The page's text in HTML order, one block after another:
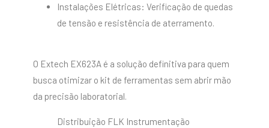
Instalações Elétricas: Verificação de quedas
de tensão e resistência de aterramento.
O Extech EX623A é a solução definitiva para quem
busca otimizar o kit de ferramentas sem abrir mão
da precisão laboratorial.
Distribuição FLK Instrumentação